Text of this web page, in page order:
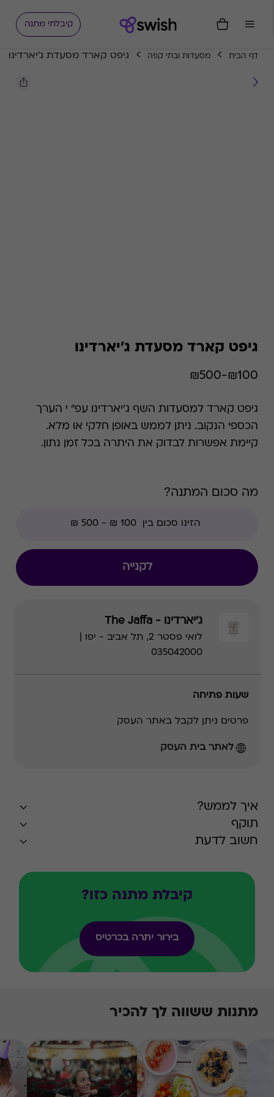
קיבלתי מתנה
דף הבית מסעדות ובתי קפה גיפט קארד מסעדת ג'יארדינו
גיפט קארד מסעדת ג'יארדינו
₪100-₪500
גיפט קארד למסעדות השף ג'יארדינו עפ" י הערך
הכספי הנקוב. ניתן לממש באופן חלקי או מלא.
קיימת אפשרות לבדוק את היתרה בכל זמן נתון.
מה סכום המתנה?
לקנייה
ג'יארדינו - The Jaffa
לואי פסטר 2, תל אביב - יפו |
035042000
שעות פתיחה
פרטים ניתן לקבל באתר העסק
לאתר בית העסק
איך לממש?
תוקף
חשוב לדעת
קיבלת מתנה כזו?
בירור יתרה בכרטיס
מתנות ששווה לך להכיר